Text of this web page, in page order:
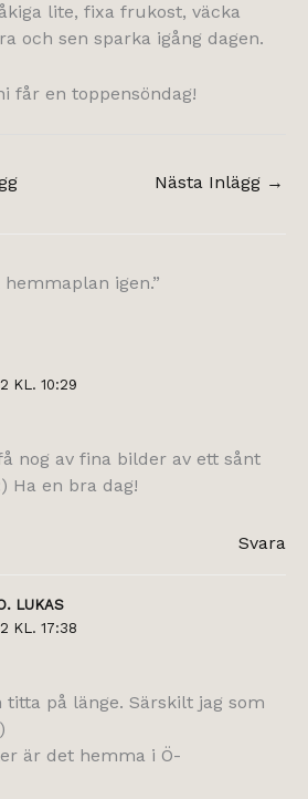
lite, fixa frukost, väcka
och sen sparka igång dagen.
får en toppensöndag!
Nästa Inlägg →
igen.”
KL. 10:29
nog av fina bilder av ett sånt
Ha en bra dag!
Svara
LUKAS
KL. 17:38
på länge. Särskilt jag som
är det hemma i Ö-